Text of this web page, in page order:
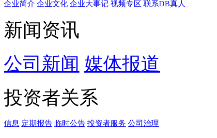
企业简介 企业文化 企业⼤事记 视频专区 联系DB真人
新闻资讯
公司新闻 媒体报道
投资者关系
信息 定期报告 临时公告 投资者服务 公司治理